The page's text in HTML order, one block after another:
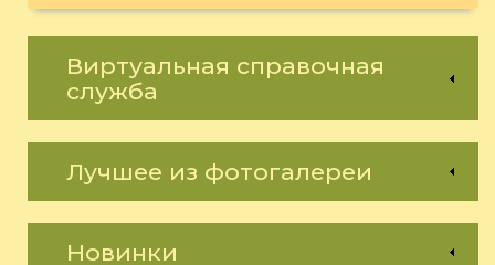
Виртуальная справочная
служба
Лучшее из фотогалереи
Новинки